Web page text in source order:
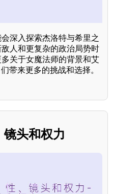
深入探索杰洛特与希里之
人和更复杂的政治局势时
关于女魔法师的背景和艾
带来更多的挑战和选择。
头和权力